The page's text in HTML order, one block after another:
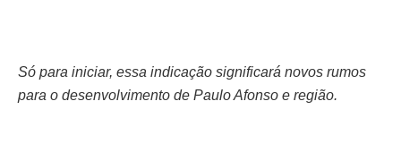
Só para iniciar, essa indicação significará novos rumos
para o desenvolvimento de Paulo Afonso e região.